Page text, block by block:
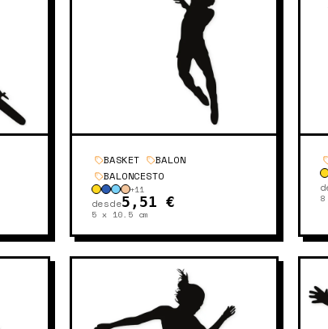
BASKET
BALON
BALONCESTO
+11
desde5,51 €
5 x 10.5 cm